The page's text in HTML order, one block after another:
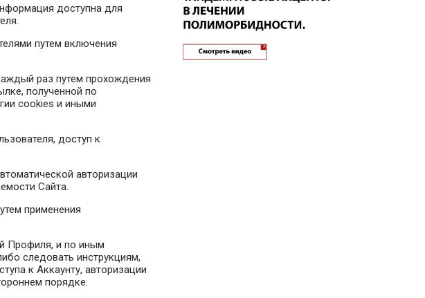
доступна для
путем включения
раз путем прохождения
полученной по
cookies и иными
доступ к
авторизации
Сайта.
применения
Профиля, и по иным
следовать инструкциям,
к Аккаунту, авторизации
порядке.